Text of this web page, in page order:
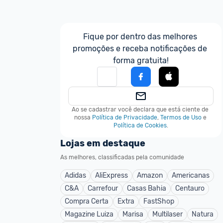
Fique por dentro das melhores
promoções e receba notificações de
forma gratuita!
Ao se cadastrar você declara que está ciente de
nossa Política de Privacidade, Termos de Uso e
Política de Cookies.
Lojas em destaque
As melhores, classificadas pela comunidade
Adidas AliExpress Amazon
Americanas
C&A
Carrefour Casas Bahia
Centauro
Compra Certa
Extra
FastShop
Magazine Luiza
Marisa Multilaser
Natura